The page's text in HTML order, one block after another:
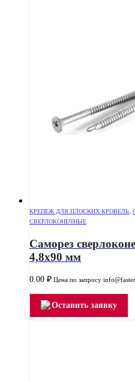
КРЕПЕЖ ДЛЯ ПЛОСКИХ КРОВЕЛЬ
СВЕРЛОКОНЕЧНЫЕ
Саморез
4,8х90 мм
0.00 ₽ Цена по запросу
Оставить заявку